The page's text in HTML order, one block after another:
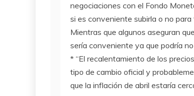
negociaciones con el Fondo
si es conveniente subirla o no
Mientras que algunos aseguran
sería conveniente ya que podría
* “El recalentamiento de los
tipo de cambio oficial y
que la inflación de abril estaría